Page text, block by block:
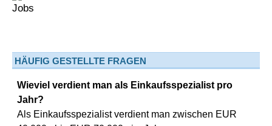
HÄUFIG GESTELLTE FRAGEN
Wieviel verdient man als Einkaufsspezialist pro
Jahr?
Als Einkaufsspezialist verdient man zwischen EUR